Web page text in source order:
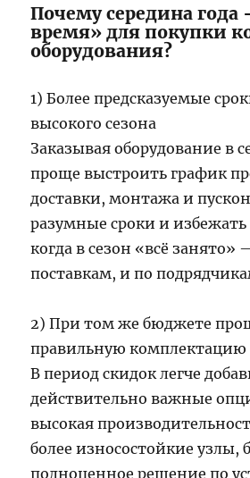
Почему середина
время» для покупки
оборудования?
1) Более предсказуемые
высокого сезона
Заказывая оборудование в
проще выстроить график
доставки, монтажа и
разумные сроки и
когда в сезон «всё занято»
поставкам, и по
2) При том же бюджете
правильную комплектацию
В период скидок легче
действительно важные
высокая
более износостойкие узлы,
полноценное решение по